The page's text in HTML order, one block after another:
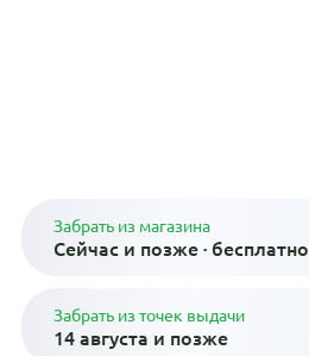
Забрать из магазина
Сейчас и позже · бесплатно
Забрать из точек выдачи
14 августа и позже